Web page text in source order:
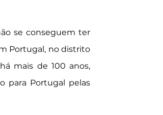
se conseguem ter
Portugal, no distrito
mais de 100 anos,
para Portugal pelas